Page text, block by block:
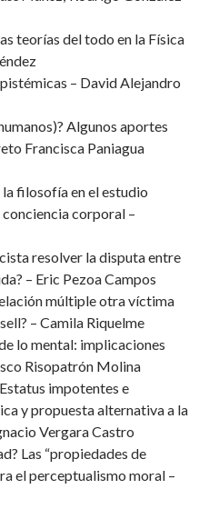
teorías del todo en la Física
– David Alejandro
Algunos aportes
Francisca Paniagua
filosofía en el estudio
corporal –
resolver la disputa entre
– Eric Pezoa Campos
múltiple otra víctima
– Camila Riquelme
lo mental: implicaciones
Risopatrón Molina
impotentes e
y propuesta alternativa a la
Vergara Castro
Las “propiedades de
el perceptualismo moral –